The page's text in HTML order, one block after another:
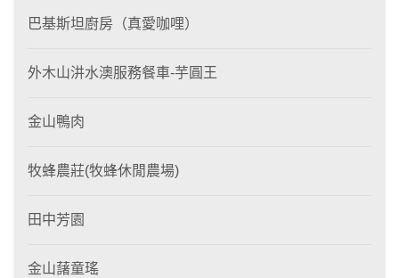
巴基斯坦廚房（真愛咖哩）
外木山汫水澳服務餐車-芋圓王
金山鴨肉
牧蜂農莊(牧蜂休閒農場)
田中芳園
金山藷童瑤